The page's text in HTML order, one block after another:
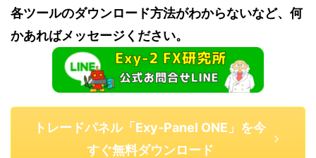
各ツールのダウンロード方法がわからないなど、何
かあればメッセージください。
トレードパネル「Exy-Panel ONE」を今
すぐ無料ダウンロード